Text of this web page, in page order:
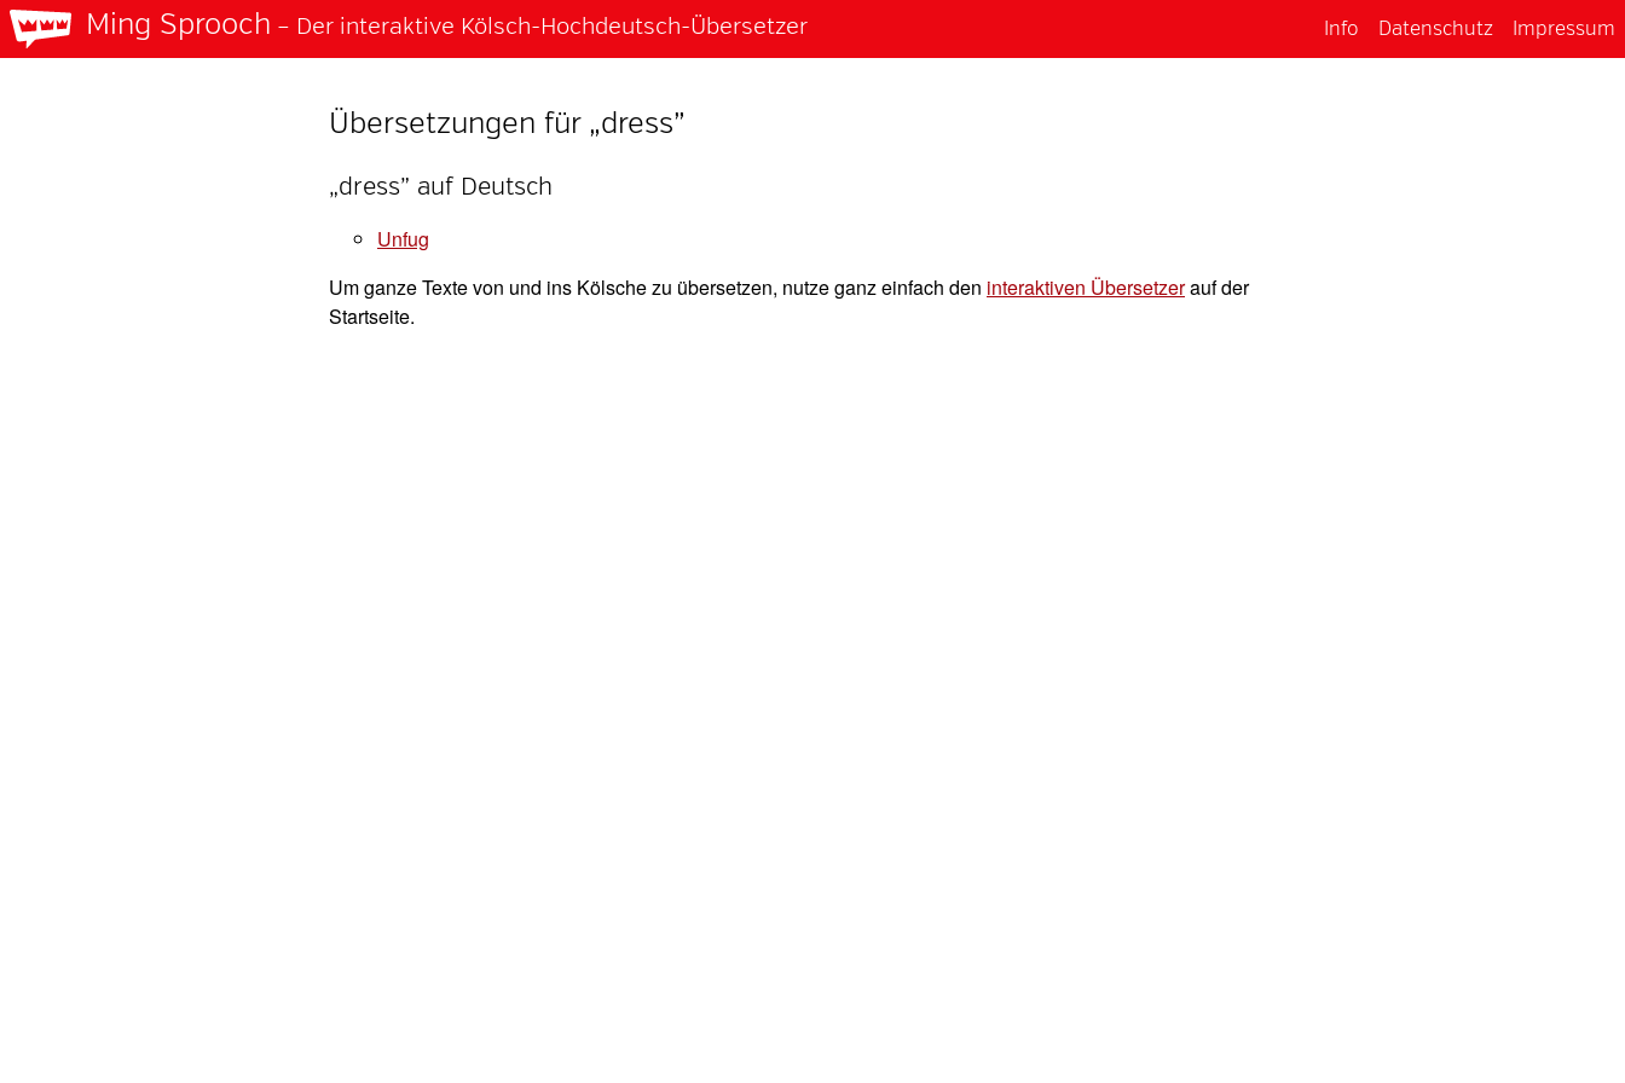
Ming Sprooch – Der interaktive Kölsch-Hochdeutsch-Übersetzer Info Datenschutz Impressum
Übersetzungen für „dress”
„dress” auf Deutsch
unfug
Um ganze Texte von und ins Kölsche zu übersetzen, nutze ganz einfach den interaktiven Übersetzerauf der
Startseite.